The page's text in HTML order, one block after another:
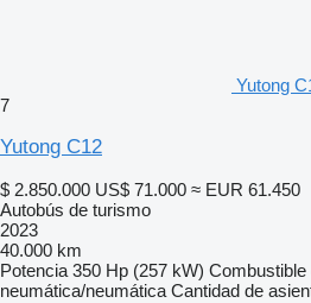
Yutong
7
Yutong C12
$ 2.850.000 US$ 71.000 ≈ EUR 61.450
Autobús de turismo
2023
40.000 km
Potencia 350 Hp (257 kW) Combustible
neumática/neumática Cantidad de